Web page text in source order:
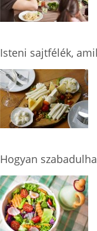
Isteni sajtfélék,
Hogyan